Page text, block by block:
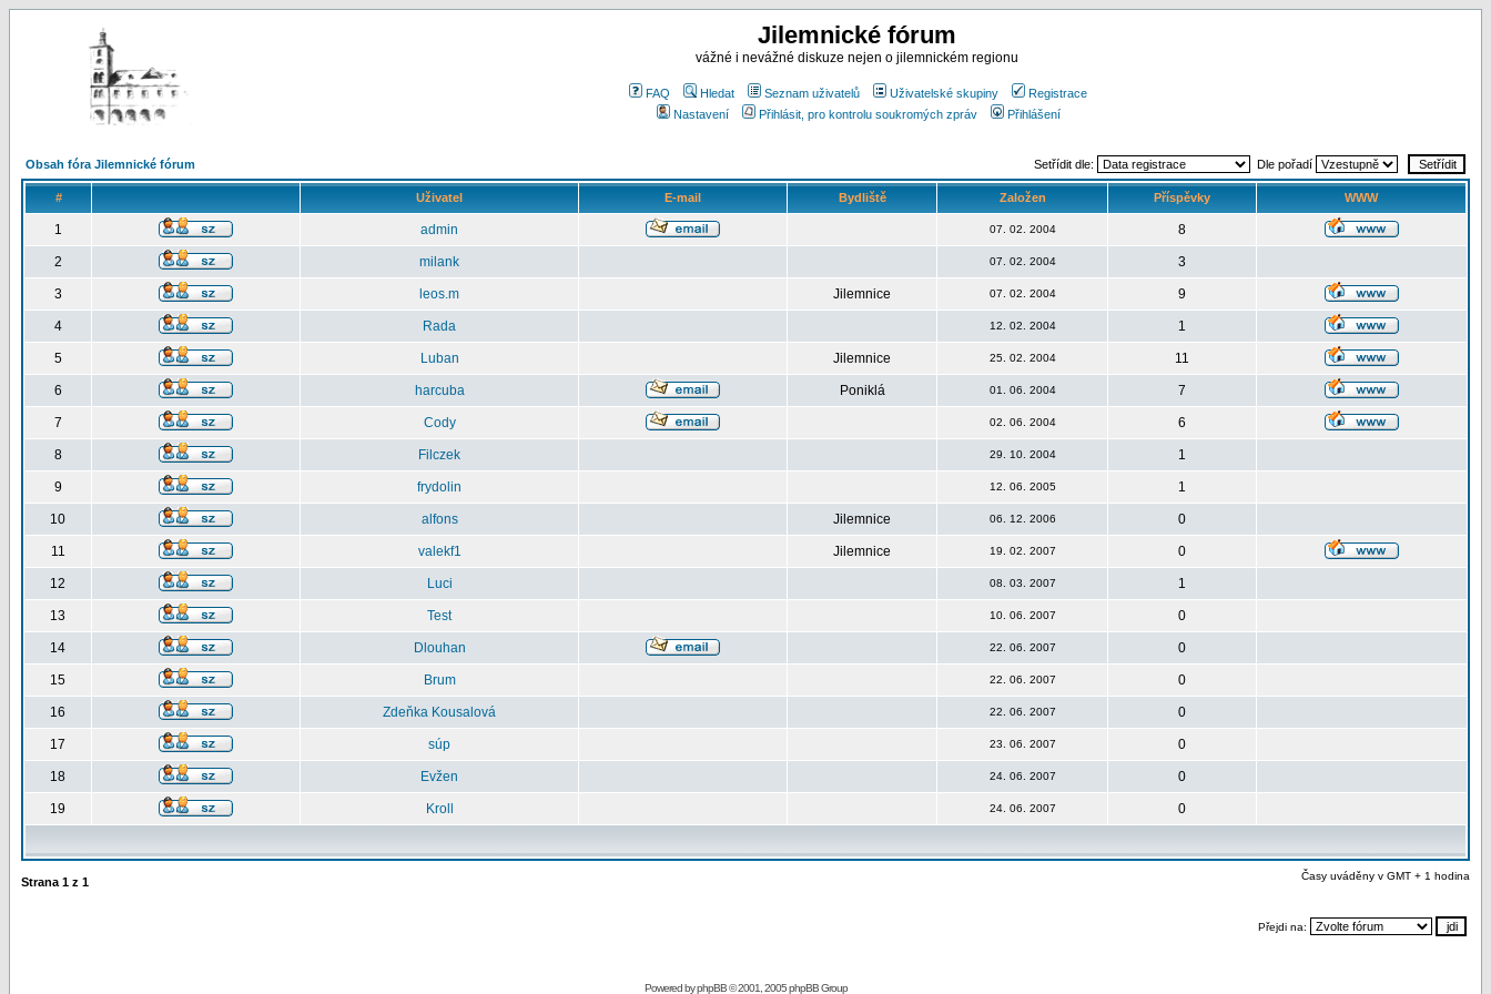
Jilemnické fórum
vážné i nevážné diskuze nejen o jilemnickém regionu
FAQ Hledat Seznam uživatelů Uživatelské skupiny
Registrace
Nastavení
Přihlásit, pro kontrolu soukromých zpráv Přihlášení
Obsah fóra Jilemnické fórum Setřídit dle: Dle pořadí
# Uživatel E-mail Bydliště Založen Příspěvky WWW
1 admin 07. 02. 2004 8
2 milank 07. 02. 2004 3
3 leos.m Jilemnice 07. 02. 2004 9
4 Rada 12. 02. 2004 1
5 Luban Jilemnice 25. 02. 2004 11
6 harcuba Poniklá 01. 06. 2004 7
7 Cody 02. 06. 2004 6
8 Filczek 29. 10. 2004 1
9 frydolin 12. 06. 2005 1
10 alfons Jilemnice 06. 12. 2006 0
11 valekf1 Jilemnice 19. 02. 2007 0
12 Luci 08. 03. 2007 1
13 Test 10. 06. 2007 0
14 Dlouhan 22. 06. 2007 0
15 Brum 22. 06. 2007 0
16 Zdeňka Kousalová 22. 06. 2007 0
17 súp 23. 06. 2007 0
18 Evžen 24. 06. 2007 0
19 Kroll 24. 06. 2007 0
Strana 1 z 1 Časy uváděny v GMT + 1 hodina
Přejdi na:
Powered byphpBB© 2001, 2005 phpBB Group